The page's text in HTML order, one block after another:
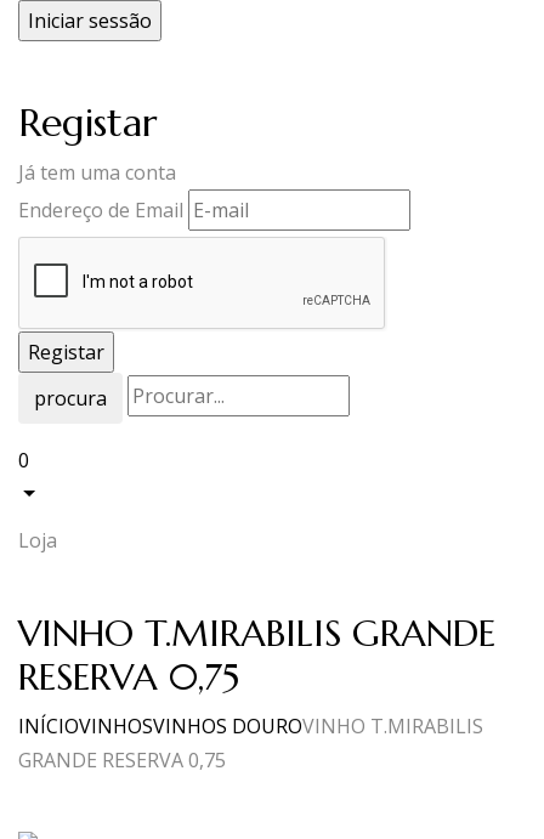
Registar
Já tem uma conta
Endereço de Email
procura
0
Loja
VINHO T.MIRABILIS GRANDE
RESERVA 0,75
INÍCIOVINHOSVINHOS DOUROVINHO T.MIRABILIS
GRANDE RESERVA 0,75